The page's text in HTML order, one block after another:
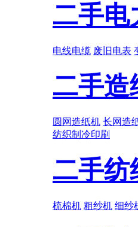
二手电
电线电缆 废旧电表
二手造
圆网造纸机 长网造
纺织制冷印刷
二手纺
梳棉机 粗纱机 细纱